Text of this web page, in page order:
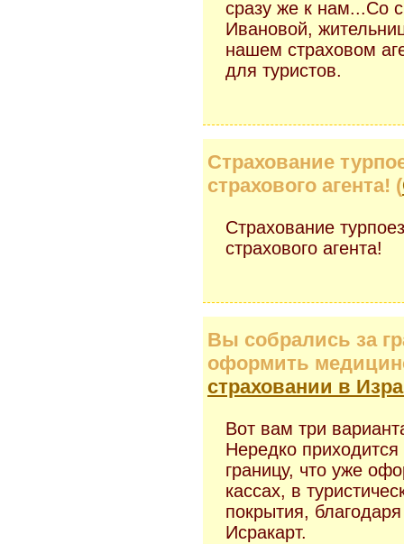
сразу же к нам...Со
Ивановой,
нашем страховом
для туристов.
Страхование
страхового агента! (
Страхование
страхового агента!
Вы собрались за
оформить
страховании в
Вот вам три
Нередко
границу, что уже
кассах, в
покрытия,
Исракарт.